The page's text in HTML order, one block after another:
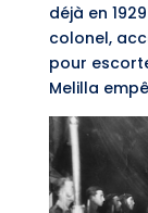
déjà en
colonel,
pour
Melilla